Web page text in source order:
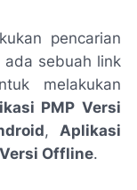
pencarian
ada sebuah link
melakukan
PMP Versi
,Aplikasi
Offline.